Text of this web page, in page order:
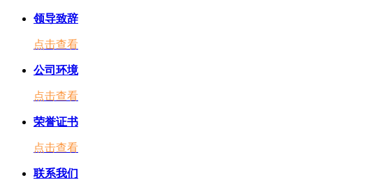
领导致辞
点击查看
公司环境
点击查看
荣誉证书
点击查看
联系我们